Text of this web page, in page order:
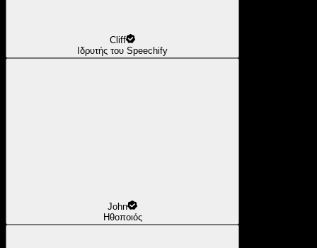
Cliff
Ιδρυτής του Speechify
John
Ηθοποιός